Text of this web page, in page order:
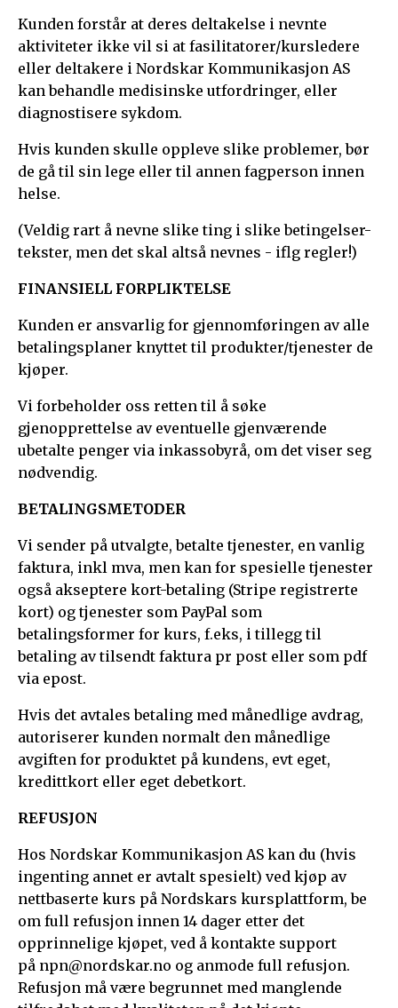
Kunden forstår at deres deltakelse i nevnte
aktiviteter ikke vil si at fasilitatorer/kursledere
eller deltakere i Nordskar Kommunikasjon AS
kan behandle medisinske utfordringer, eller
diagnostisere sykdom.
Hvis kunden skulle oppleve slike problemer, bør
de gå til sin lege eller til annen fagperson innen
helse.
(Veldig rart å nevne slike ting i slike betingelser-
tekster, men det skal altså nevnes - iflg regler!)
FINANSIELL FORPLIKTELSE
Kunden er ansvarlig for gjennomføringen av alle
betalingsplaner knyttet til produkter/tjenester de
kjøper.
Vi forbeholder oss retten til å søke
gjenopprettelse av eventuelle gjenværende
ubetalte penger via inkassobyrå, om det viser seg
nødvendig.
BETALINGSMETODER
Vi sender på utvalgte, betalte tjenester, en vanlig
faktura, inkl mva, men kan for spesielle tjenester
også akseptere kort-betaling (Stripe registrerte
kort) og tjenester som PayPal som
betalingsformer for kurs, f.eks, i tillegg til
betaling av tilsendt faktura pr post eller som pdf
via epost.
Hvis det avtales betaling med månedlige avdrag,
autoriserer kunden normalt den månedlige
avgiften for produktet på kundens, evt eget,
kredittkort eller eget debetkort.
REFUSJON
Hos Nordskar Kommunikasjon AS kan du (hvis
ingenting annet er avtalt spesielt) ved kjøp av
nettbaserte kurs på Nordskars kursplattform, be
om full refusjon innen 14 dager etter det
opprinnelige kjøpet, ved å kontakte support
på npn@nordskar.no og anmode full refusjon.
Refusjon må være begrunnet med manglende